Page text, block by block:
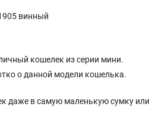
винный
кошелек из серии мини.
о данной модели кошелька.
даже в самую маленькую сумку